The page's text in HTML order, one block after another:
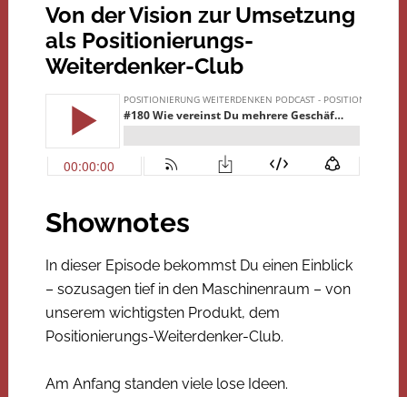
Von der Vision zur Umsetzung
als Positionierungs-
Weiterdenker-Club
Shownotes
In dieser Episode bekommst Du einen Einblick
– sozusagen tief in den Maschinenraum – von
unserem wichtigsten Produkt, dem
Positionierungs-Weiterdenker-Club.
Am Anfang standen viele lose Ideen.